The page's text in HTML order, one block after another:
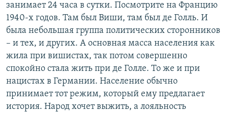
занимает 24 часа в сутки. Посмотрите на Францию
1940-х годов. Там был Виши, там был де Голль. И
была небольшая группа политических сторонников
– и тех, и других. А основная масса населения как
жила при вишистах, так потом совершенно
спокойно стала жить при де Голле. То же и при
нацистах в Германии. Население обычно
принимает тот режим, который ему предлагает
история. Народ хочет выжить, а лояльность